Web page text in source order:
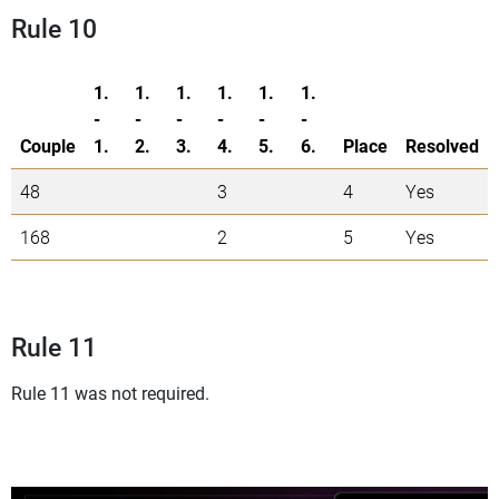
Rule 10
Couple
1.
-
1.
1.
-
2.
1.
-
3.
1.
-
4.
1.
-
5.
1.
-
6.
Place
Resolved
48
3 4
Yes
168
2 5 Yes
Rule 11
Rule 11 was not required.